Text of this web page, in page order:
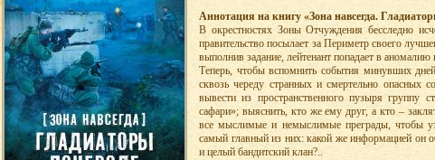
Аннотация на книгу «Зона навсегда.
В окрестностях Зоны Отчуждения бесследно
правительство посылает за Периметр своего
выполнив задание, лейтенант попадает в аномалию
Теперь, чтобы вспомнить события минувших
сквозь череду странных и смертельно опасных
вывести из пространственного пузыря группу
сафари»; выяснить, кто же ему друг, а кто –
все мыслимые и немыслимые преграды, чтобы
самый главный из них: какой же информацией он
и целый бандитский клан?..